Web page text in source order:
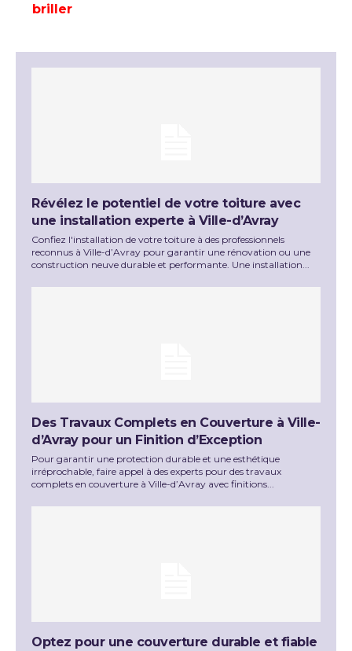
briller
Révélez le potentiel de votre toiture avec
une installation experte à Ville-d’Avray
Confiez l'installation de votre toiture à des professionnels
reconnus à Ville-d’Avray pour garantir une rénovation ou une
construction neuve durable et performante. Une installation...
Des Travaux Complets en Couverture à Ville-
d’Avray pour un Finition d’Exception
Pour garantir une protection durable et une esthétique
irréprochable, faire appel à des experts pour des travaux
complets en couverture à Ville-d’Avray avec finitions...
Optez pour une couverture durable et fiable